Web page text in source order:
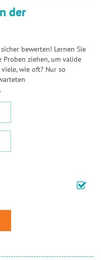
der
bewerten! Lernen Sie
Proben ziehen, um valide
wie oft? Nur so